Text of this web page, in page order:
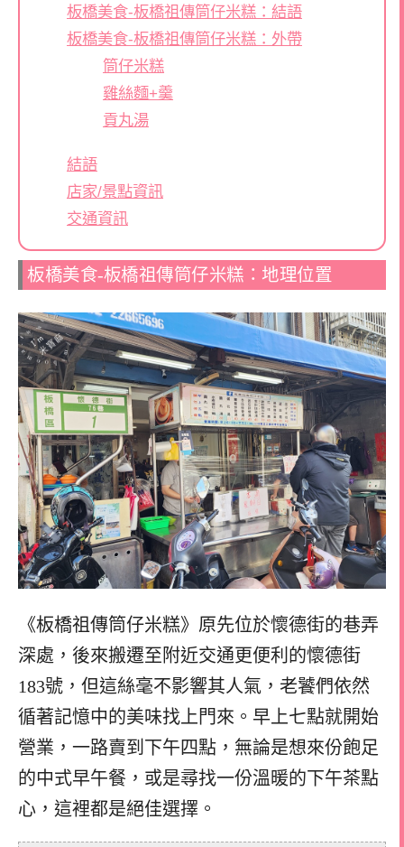
板橋美食-板橋祖傳筒仔米糕：結語
板橋美食-板橋祖傳筒仔米糕：外帶
筒仔米糕
雞絲麵+羹
貢丸湯
結語
店家/景點資訊
交通資訊
板橋美食-板橋祖傳筒仔米糕：地理位置
《板橋祖傳筒仔米糕》原先位於懷德街的巷弄
深處，後來搬遷至附近交通更便利的懷德街
183號，但這絲毫不影響其人氣，老饕們依然
循著記憶中的美味找上門來。早上七點就開始
營業，一路賣到下午四點，無論是想來份飽足
的中式早午餐，或是尋找一份溫暖的下午茶點
心，這裡都是絕佳選擇。